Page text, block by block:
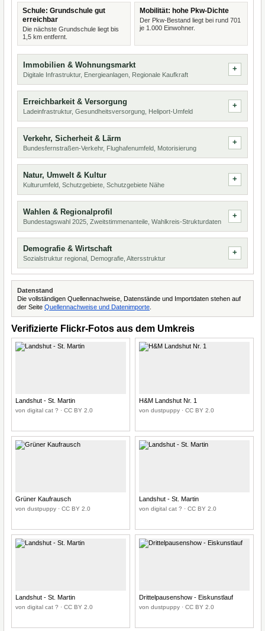
Schule: Grundschule gut
erreichbar
Die nächste Grundschule liegt bis
1,5 km entfernt.
Mobilität: hohe Pkw-Dichte
Der Pkw-Bestand liegt bei rund 701
je 1.000 Einwohner.
Immobilien & Wohnungsmarkt
Digitale Infrastruktur, Energieanlagen, Regionale Kaufkraft
Erreichbarkeit & Versorgung
Ladeinfrastruktur, Gesundheitsversorgung, Heliport-Umfeld
Verkehr, Sicherheit & Lärm
Bundesfernstraßen-Verkehr, Flughafenumfeld, Motorisierung
Natur, Umwelt & Kultur
Kulturumfeld, Schutzgebiete, Schutzgebiete Nähe
Wahlen & Regionalprofil
Bundestagswahl 2025, Zweitstimmenanteile, Wahlkreis-Strukturdaten
Demografie & Wirtschaft
Sozialstruktur regional, Demografie, Altersstruktur
Datenstand
Die vollständigen Quellennachweise, Datenstände und Importdaten stehen auf
der Seite Quellennachweise und Datenimporte
Verifizierte Flickr-Fotos aus dem Umkreis
Landshut - St. Martin
von digital cat ? · CC BY 2.0
H&M Landshut Nr. 1
von dustpuppy · CC BY 2.0
Grüner Kaufrausch
von dustpuppy · CC BY 2.0
Landshut - St. Martin
von digital cat ? · CC BY 2.0
Landshut - St. Martin
von digital cat ? · CC BY 2.0
Drittelpausenshow - Eiskunstlauf
von dustpuppy · CC BY 2.0